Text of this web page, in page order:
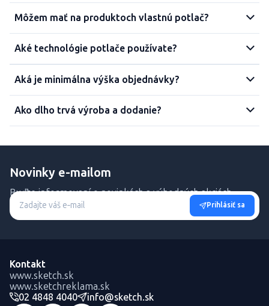
Môžem mať na produktoch vlastnú potlač?
Aké technológie potlače používate?
Aká je minimálna výška objednávky?
Ako dlho trvá výroba a dodanie?
Novinky e-mailom
Buďte informovaní o novinkách a výhodných akciách.
Prihlásiť sa
Kontakt
www.sketch.sk
www.sketchreklama.sk
02 4848 4040
info@sketch.sk